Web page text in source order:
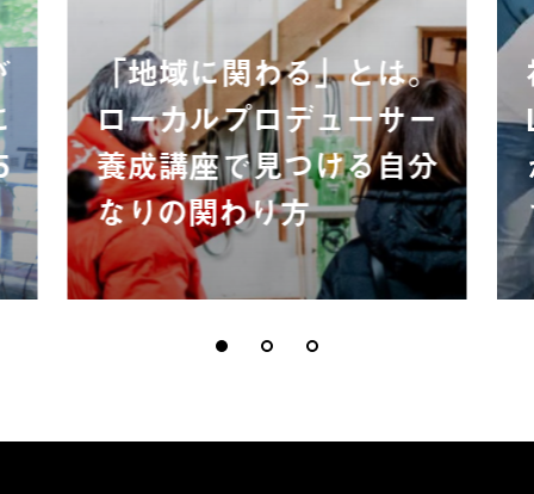
「地域に関わる」とは。
ローカルプロデューサー
養成講座で見つける自分
なりの関わり方